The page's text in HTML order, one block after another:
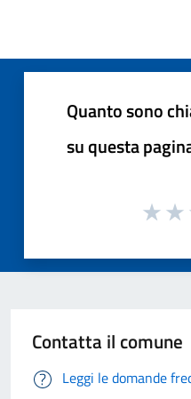
Quanto sono
su questa
Contatta il comune
Leggi le domande